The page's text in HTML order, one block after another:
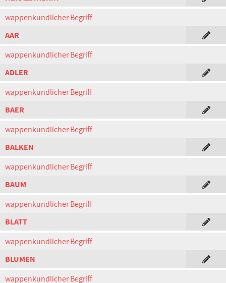
wappenkundlicher Begriff
AAR
wappenkundlicher Begriff
ADLER
wappenkundlicher Begriff
BAER
wappenkundlicher Begriff
BALKEN
wappenkundlicher Begriff
BAUM
wappenkundlicher Begriff
BLATT
wappenkundlicher Begriff
BLUMEN
wappenkundlicher Begriff